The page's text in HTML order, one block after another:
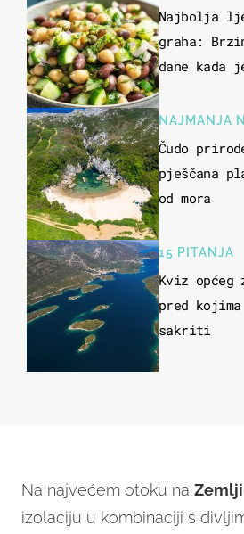
Najbolja
graha:
dane kada
NAJMANJA
Čudo
pješčana
od mora
15 PITANJA
Kviz općeg
pred
sakriti
Na najvećem otoku na Zemlji
izolaciju u kombinaciji s